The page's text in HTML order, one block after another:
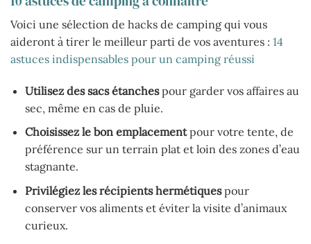
Voici une sélection de hacks de camping qui vous
aideront à tirer le meilleur parti de vos aventures : 14
astuces indispensables pour un camping réussi
Utilisez des sacs étanchespour garder vos affaires au
sec, même en cas de pluie.
Choisissez le bon emplacementpour votre tente, de
préférence sur un terrain plat et loin des zones d’eau
stagnante.
Privilégiez les récipients hermétiquespour
conserver vos aliments et éviter la visite d’animaux
curieux.